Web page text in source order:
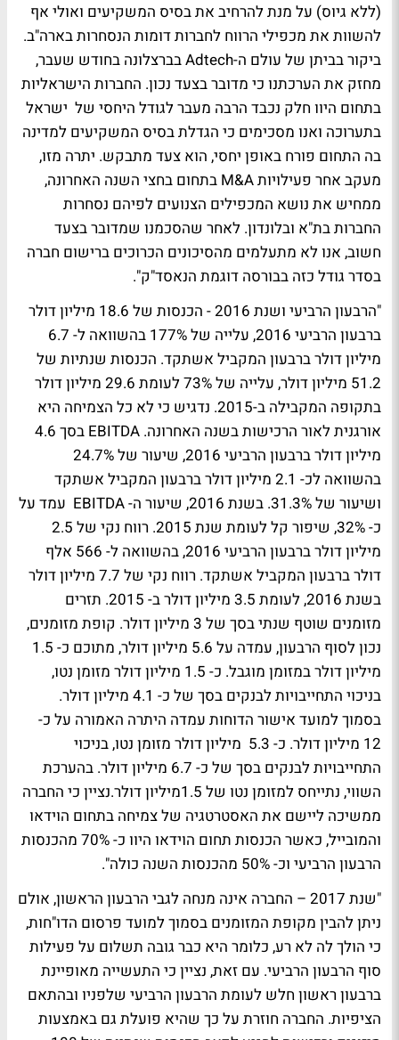
(ללא גיוס) על מנת להרחיב את בסיס המשקיעים ואולי אף
להשוות את מכפילי הרווח לחברות דומות הנסחרות בארה"ב.
ביקור בביתן של עולם ה-Adtech בברצלונה בחודש שעבר,
מחזק את הערכתנו כי מדובר בצעד נכון. החברות הישראליות
בתחום היוו חלק נכבד הרבה מעבר לגודל היחסי של ישראל
בתערוכה ואנו מסכימים כי הגדלת בסיס המשקיעים למדינה
בה התחום פורח באופן יחסי, הוא צעד מתבקש. יתרה מזו,
מעקב אחר פעילויות M&A בתחום בחצי השנה האחרונה,
ממחיש את נושא המכפילים הצנועים לפיהם נסחרות
החברות בת"א ובלונדון. לאחר שהסכמנו שמדובר בצעד
חשוב, אנו לא מתעלמים מהסיכונים הכרוכים ברישום חברה
בסדר גודל כזה בבורסה דוגמת הנאסד"ק".
"הרבעון הרביעי ושנת 2016 - הכנסות של 18.6 מיליון דולר
ברבעון הרביעי 2016, עלייה של 177% בהשוואה ל- 6.7
מיליון דולר ברבעון המקביל אשתקד. הכנסות שנתיות של
51.2 מיליון דולר, עלייה של 73% לעומת 29.6 מיליון דולר
בתקופה המקבילה ב-2015. נדגיש כי לא כל הצמיחה היא
אורגנית לאור הרכישות בשנה האחרונה. EBITDA בסך 4.6
מיליון דולר ברבעון הרביעי 2016, שיעור של 24.7%
בהשוואה לכ- 2.1 מיליון דולר ברבעון המקביל אשתקד
ושיעור של 31.3%. בשנת 2016, שיעור ה- EBITDA עמד על
כ- 32%, שיפור קל לעומת שנת 2015. רווח נקי של 2.5
מיליון דולר ברבעון הרביעי 2016, בהשוואה ל- 566 אלף
דולר ברבעון המקביל אשתקד. רווח נקי של 7.7 מיליון דולר
בשנת 2016, לעומת 3.5 מיליון דולר ב- 2015. תזרים
מזומנים שוטף שנתי בסך של 3 מיליון דולר. קופת מזומנים,
נכון לסוף הרבעון, עמדה על 5.6 מיליון דולר, מתוכם כ- 1.5
מיליון דולר במזומן מוגבל. כ- 1.5 מיליון דולר מזומן נטו,
בניכוי התחייבויות לבנקים בסך של כ- 4.1 מיליון דולר.
בסמוך למועד אישור הדוחות עמדה היתרה האמורה על כ-
12 מיליון דולר. כ- 5.3 מיליון דולר מזומן נטו, בניכוי
התחייבויות לבנקים בסך של כ- 6.7 מיליון דולר. בהערכת
השווי, נתייחס למזומן נטו של 1.5מיליון דולר.נציין כי החברה
ממשיכה ליישם את האסטרטגיה של צמיחה בתחום הוידאו
והמובייל, כאשר הכנסות תחום הוידאו היוו כ- 70% מהכנסות
הרבעון הרביעי וכ- 50% מהכנסות השנה כולה".
"שנת 2017 – החברה אינה מנחה לגבי הרבעון הראשון, אולם
ניתן להבין מקופת המזומנים בסמוך למועד פרסום הדו"חות,
כי הולך לה לא רע, כלומר היא כבר גובה תשלום על פעילות
סוף הרבעון הרביעי. עם זאת, נציין כי התעשייה מאופיינת
ברבעון ראשון חלש לעומת הרבעון הרביעי שלפניו ובהתאם
הציפיות. החברה חוזרת על כך שהיא פועלת גם באמצעות